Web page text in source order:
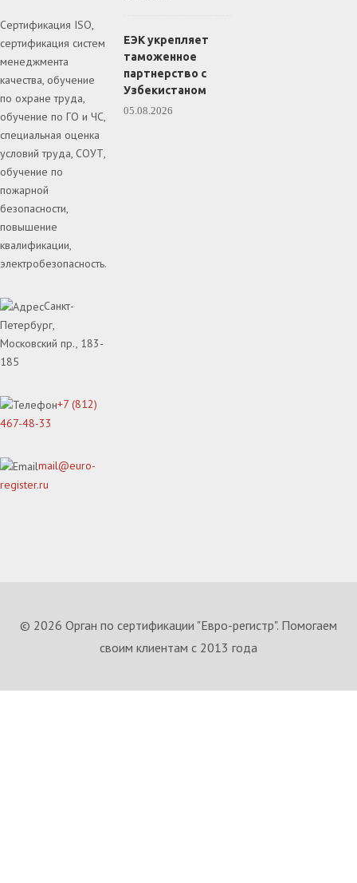
Сертификация ISO,
сертификация систем
менеджмента
качества, обучение
по охране труда,
обучение по ГО и ЧС,
специальная оценка
условий труда, СОУТ,
обучение по
пожарной
безопасности,
повышение
квалификации,
электробезопасность.
Санкт-
Петербург,
Московский пр., 183-
185
+7 (812)
467-48-33
mail@euro-
register.ru
ЕЭК укрепляет
таможенное
партнерство с
Узбекистаном
05.08.2026
© 2026 Орган по сертификации "Евро-регистр". Помогаем
своим клиентам с 2013 года